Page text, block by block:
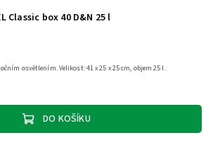
Classic box 40 D&N 25 l
DO KOŠÍKU
osvětlením. Velikost: 41 x 25 x 25 cm, objem 25 l.